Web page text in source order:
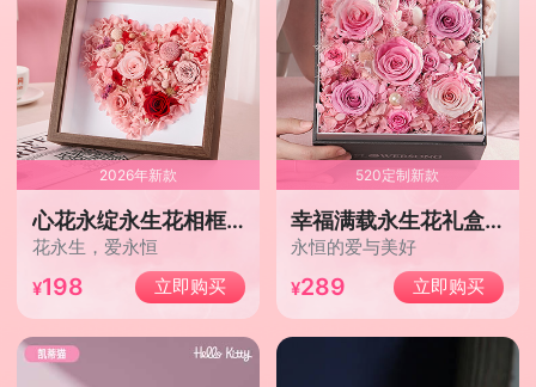
2026年新款
心花永绽永生花相框/2026年新款
花永生，爱永恒
198 立即购买
520定制新款
幸福满载永生花礼盒/玫瑰款
永恒的爱与美好
289 立即购买